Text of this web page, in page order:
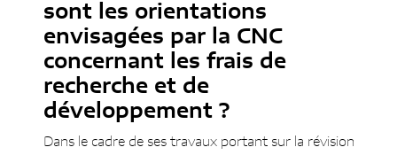
sont les orientations
envisagées par la CNC
concernant les frais de
recherche et de
développement ?
Dans le cadre de ses travaux portant sur la révision